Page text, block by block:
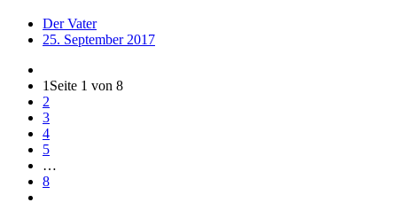
Der Vater
25. September 2017
1 Seite 1 von 8
2
3
4
5
…
8